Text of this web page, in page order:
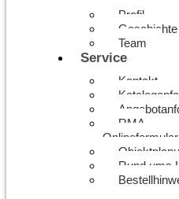
Profil
Geschichte
Team
Service
Kontakt
RMA
Onlineformular
Rund ums